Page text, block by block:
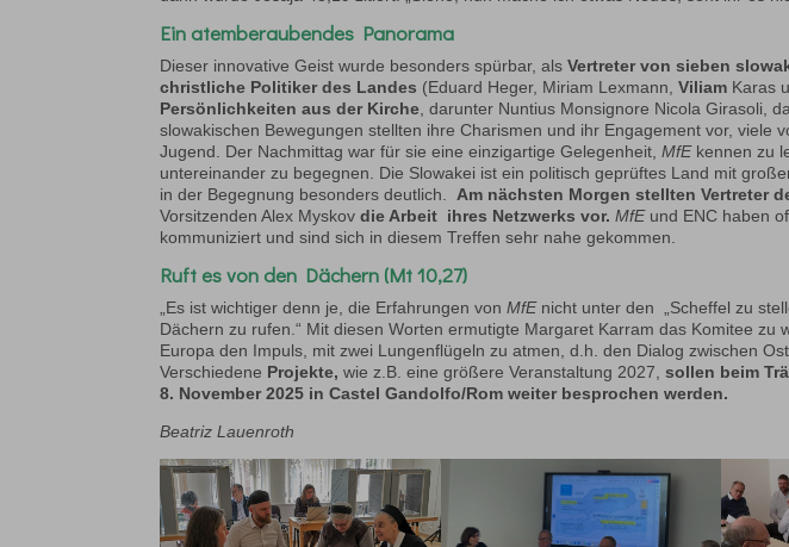
Ein atemberaubendes Panorama
Dieser innovative Geist wurde besonders spürbar, alsVertreter von sieben
christliche Politiker des Landes (Eduard Heger, Miriam Lexmann,Viliam Karas
Persönlichkeiten aus der Kirche , darunter Nuntius Monsignore Nicola Girasoli,
slowakischen Bewegungen stellten ihre Charismen und ihr Engagement vor, viele
Jugend. Der Nachmittag war für sie eine einzigartige Gelegenheit,MfEkennen zu
untereinander zu begegnen. Die Slowakei ist ein politisch geprüftes Land mit
in der Begegnung besonders deutlich. Am nächsten Morgen stellten Vertreter
Vorsitzenden Alex Myskovdie Arbeit ihres Netzwerks vor. MfEund ENC haben
kommuniziert und sind sich in diesem Treffen sehr nahe gekommen.
Ruft es von den Dächern (Mt 10,27)
„Es ist wichtiger denn je, die Erfahrungen vonMfE nicht unter den „Scheffel zu
Dächern zu rufen.“ Mit diesen Worten ermutigte Margaret Karram das Komitee zu
Europa den Impuls, mit zwei Lungenflügeln zu atmen, d.h. den Dialog zwischen
Verschiedene Projekte, wie z.B. eine größere Veranstaltung 2027,sollen beim
8. November 2025 in Castel Gandolfo/Rom weiter besprochen werden.
Beatriz Lauenroth